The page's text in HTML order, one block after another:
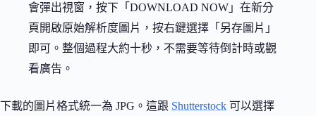
會彈出視窗，按下「DOWNLOAD NOW」在新分
頁開啟原始解析度圖片，按右鍵選擇「另存圖片」
即可。整個過程大約十秒，不需要等待倒計時或觀
看廣告。
下載的圖片格式統一為 JPG。這跟 Shutterstock 可以選擇